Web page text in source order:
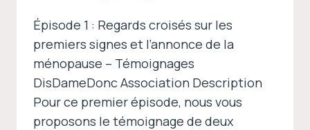
Épisode 1 : Regards croisés sur les
premiers signes et l’annonce de la
ménopause – Témoignages
DisDameDonc Association Description
Pour ce premier épisode, nous vous
proposons le témoignage de deux